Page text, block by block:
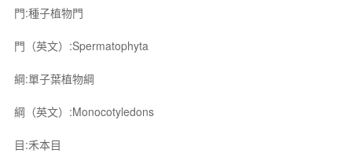
門:種子植物門
門（英文）:Spermatophyta
綱:單子葉植物綱
綱（英文）:Monocotyledons
目:禾本目